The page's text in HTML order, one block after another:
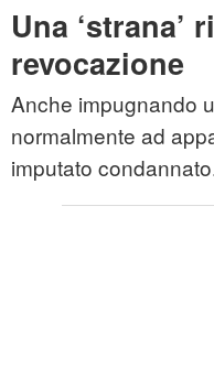
Una ‘strana’
revocazione
Anche impugnando
normalmente ad
imputato